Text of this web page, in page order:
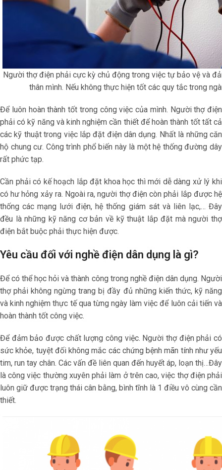
Người thợ điện phải cực kỳ chủ động trong việc tự bảo vệ và
thân mình. Nếu không thực hiện tốt các quy tắc trong
Để luôn hoàn thành tốt trong công việc của mình. Người thợ điện
phải có kỹ năng và kinh nghiệm cần thiết để hoàn thành tốt tất cả
các kỹ thuật trong việc lắp đặt điện dân dụng. Nhất là những căn
hộ chung cư. Công trình phổ biến này là một hệ thống đường dây
rất phức tạp.
Cần phải có kế hoạch lắp đặt khoa học thì mới dễ dàng xử lý khi
có hư hỏng xảy ra. Ngoài ra, người thợ điện còn phải lắp được hệ
thống các mạng lưới điện, hệ thống giám sát và liên lạc,… Đây
đều là những kỹ năng cơ bản về kỹ thuật lắp đặt mà người thợ
điện bắt buộc phải thực hiện được.
Yêu cầu đối với nghề điện dân dụng là gì?
Để có thể học hỏi và thành công trong nghề điện dân dụng. Người
thợ phải không ngừng trang bị đầy đủ những kiến thức, kỹ năng
và kinh nghiệm thực tế qua từng ngày làm việc để luôn cải tiến và
hoàn thành tốt công việc.
Để đảm bảo được chất lượng công việc. Người thợ điện phải có
sức khỏe, tuyệt đối không mắc các chứng bệnh mãn tính như yếu
tim, run tay chân. Các vấn đề liên quan đến huyết áp, loạn thị…Đây
là công việc thường xuyên phải làm ở trên cao, việc thợ điện phải
luôn giữ được trạng thái cân bằng, bình tĩnh là 1 điều vô cùng cần
thiết.